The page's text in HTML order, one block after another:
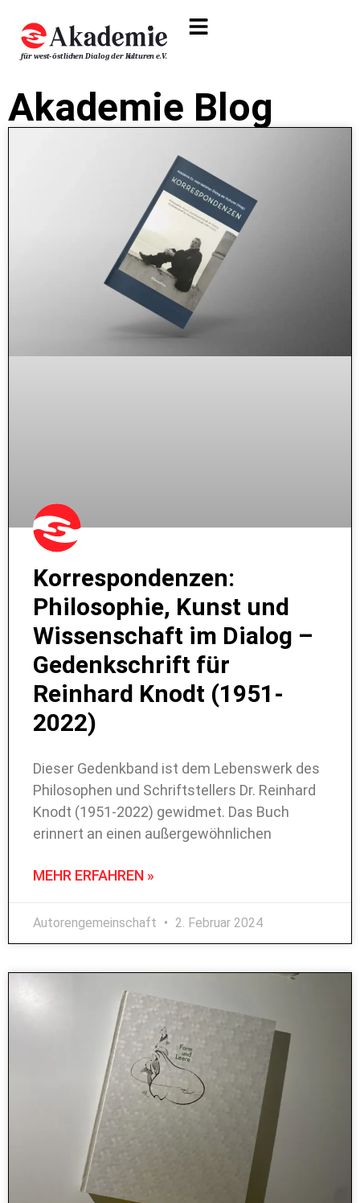
Akademie Blog
Korrespondenzen:
Philosophie, Kunst und
Wissenschaft im Dialog –
Gedenkschrift für
Reinhard Knodt (1951-
2022)
Dieser Gedenkband ist dem Lebenswerk des
Philosophen und Schriftstellers Dr. Reinhard
Knodt (1951-2022) gewidmet. Das Buch
erinnert an einen außergewöhnlichen
MEHR ERFAHREN »
Autorengemeinschaft 2. Februar 2024